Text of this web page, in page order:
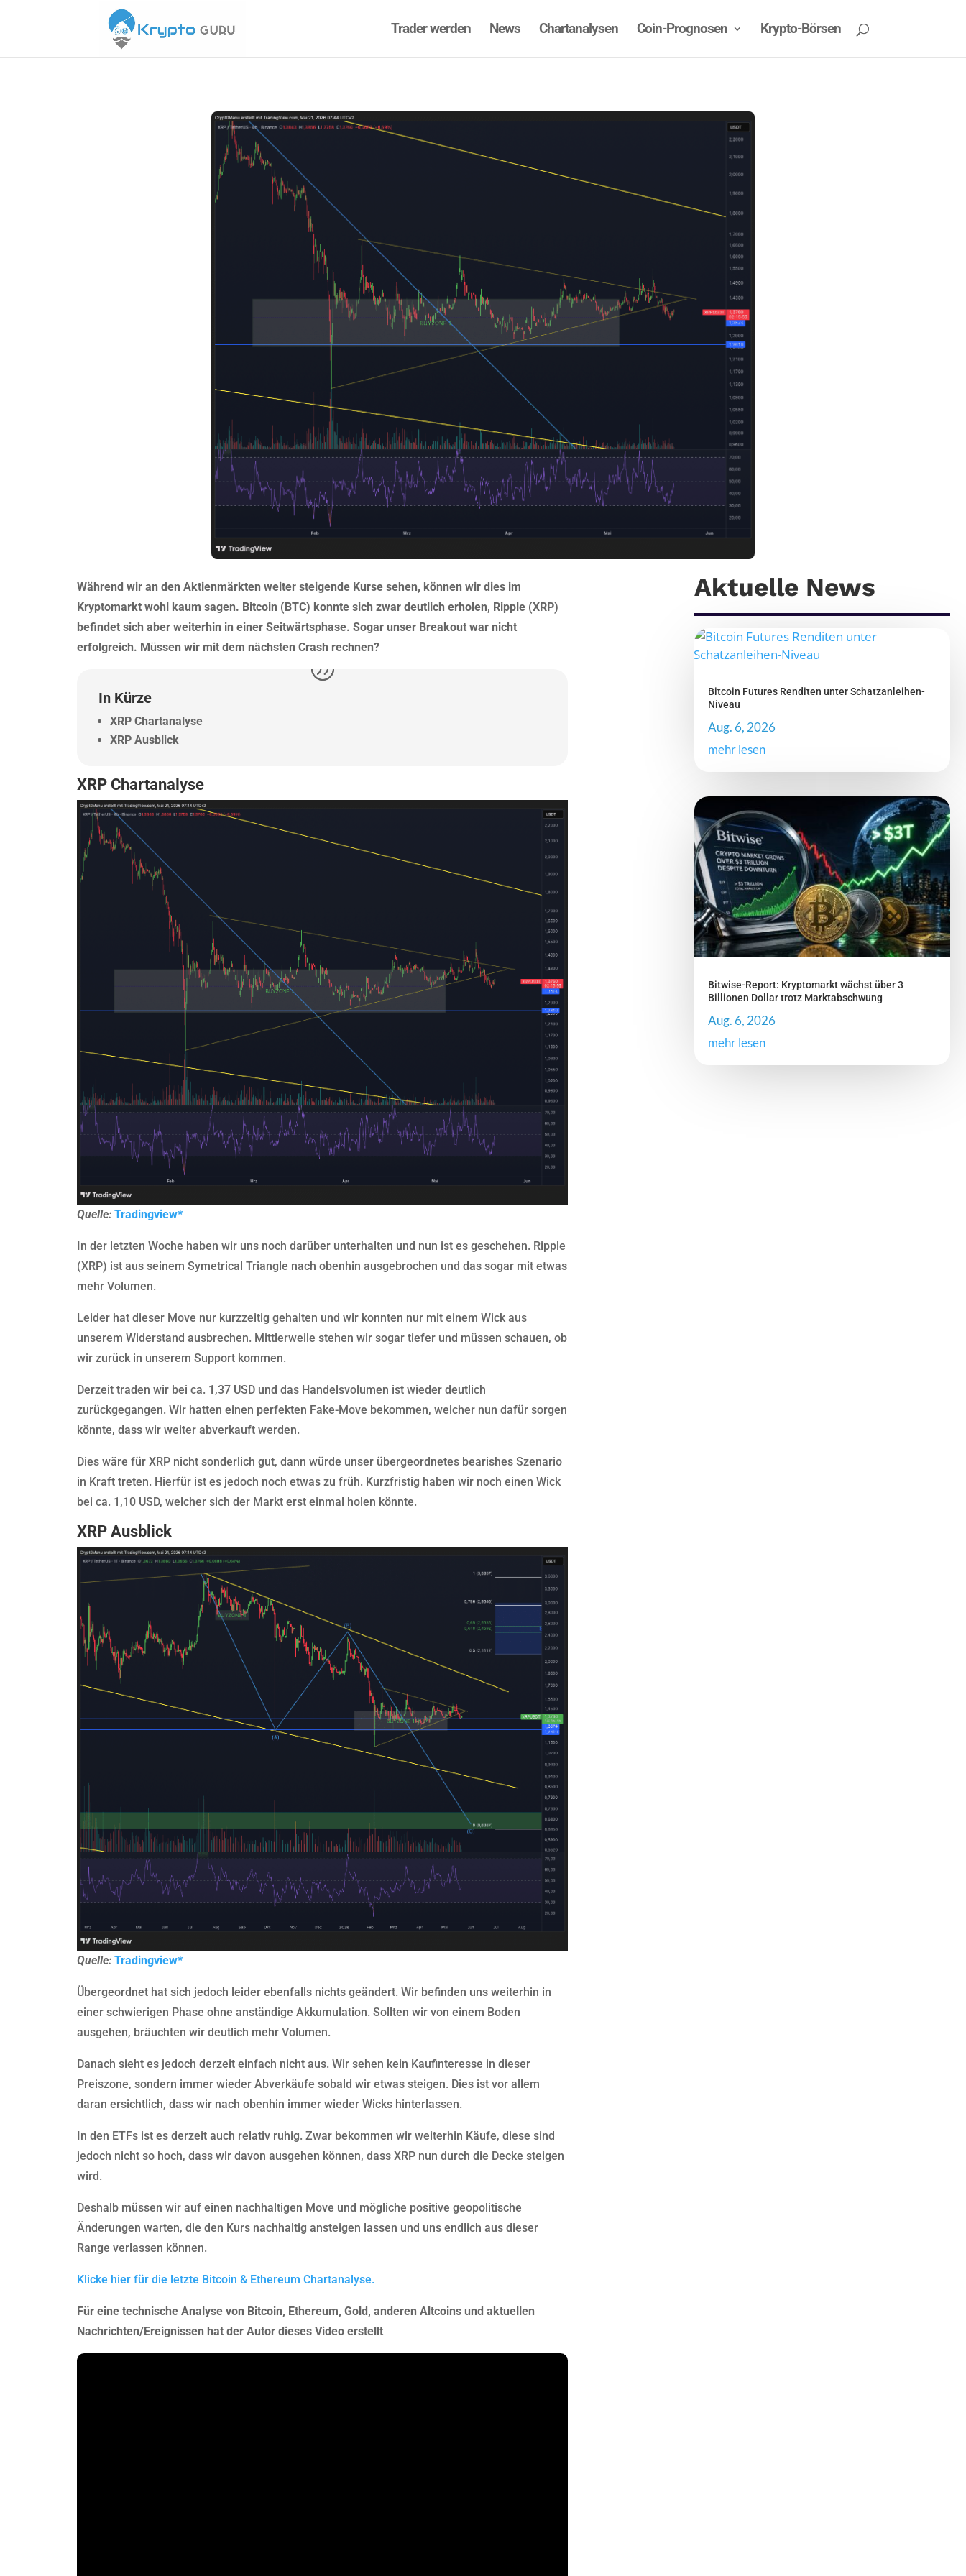
Trader werden News Chartanalysen Coin-Prognosen Krypto-Börsen
Während wir an den Aktienmärkten weiter steigende Kurse sehen, können wir dies im
Kryptomarkt wohl kaum sagen. Bitcoin (BTC) konnte sich zwar deutlich erholen, Ripple (XRP)
befindet sich aber weiterhin in einer Seitwärtsphase. Sogar unser Breakout war nicht
erfolgreich. Müssen wir mit dem nächsten Crash rechnen?
In Kürze
XRP Chartanalyse
XRP Ausblick
XRP Chartanalyse
Quelle:Tradingview*
In der letzten Woche haben wir uns noch darüber unterhalten und nun ist es geschehen. Ripple
(XRP) ist aus seinem Symetrical Triangle nach obenhin ausgebrochen und das sogar mit etwas
mehr Volumen.
Leider hat dieser Move nur kurzzeitig gehalten und wir konnten nur mit einem Wick aus
unserem Widerstand ausbrechen. Mittlerweile stehen wir sogar tiefer und müssen schauen, ob
wir zurück in unserem Support kommen.
Derzeit traden wir bei ca. 1,37 USD und das Handelsvolumen ist wieder deutlich
zurückgegangen. Wir hatten einen perfekten Fake-Move bekommen, welcher nun dafür sorgen
könnte, dass wir weiter abverkauft werden.
Dies wäre für XRP nicht sonderlich gut, dann würde unser übergeordnetes bearishes Szenario
in Kraft treten. Hierfür ist es jedoch noch etwas zu früh. Kurzfristig haben wir noch einen Wick
bei ca. 1,10 USD, welcher sich der Markt erst einmal holen könnte.
XRP Ausblick
Quelle:Tradingview*
Übergeordnet hat sich jedoch leider ebenfalls nichts geändert. Wir befinden uns weiterhin in
einer schwierigen Phase ohne anständige Akkumulation. Sollten wir von einem Boden
ausgehen, bräuchten wir deutlich mehr Volumen.
Danach sieht es jedoch derzeit einfach nicht aus. Wir sehen kein Kaufinteresse in dieser
Preiszone, sondern immer wieder Abverkäufe sobald wir etwas steigen. Dies ist vor allem
daran ersichtlich, dass wir nach obenhin immer wieder Wicks hinterlassen.
In den ETFs ist es derzeit auch relativ ruhig. Zwar bekommen wir weiterhin Käufe, diese sind
jedoch nicht so hoch, dass wir davon ausgehen können, dass XRP nun durch die Decke steigen
wird.
Deshalb müssen wir auf einen nachhaltigen Move und mögliche positive geopolitische
Änderungen warten, die den Kurs nachhaltig ansteigen lassen und uns endlich aus dieser
Range verlassen können.
Klicke hier für die letzte Bitcoin & Ethereum Chartanalyse.
Für eine technische Analyse von Bitcoin, Ethereum, Gold, anderen Altcoins und aktuellen
Nachrichten/Ereignissen hat der Autor dieses Video erstellt
Aktuelle News
Bitcoin Futures Renditen unter Schatzanleihen-
Niveau
Aug. 6, 2026
mehr lesen
Bitwise-Report: Kryptomarkt wächst über 3
Billionen Dollar trotz Marktabschwung
Aug. 6, 2026
mehr lesen